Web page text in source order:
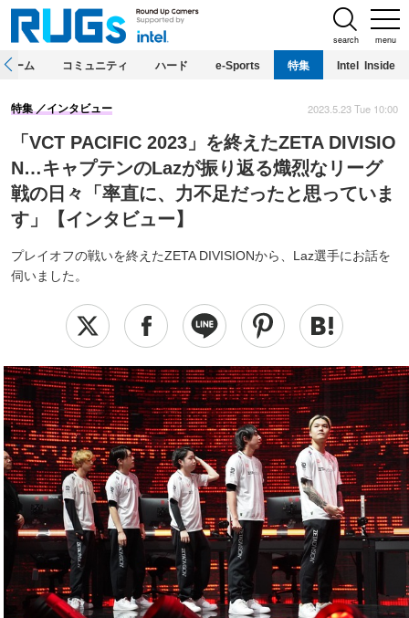
menu
search
ホーム コミュニティ ハード e-Sports 特集 Intel Inside
「VCT PACIFIC 2023」を終えたZETA DIVISIO
N…キャプテンのLazが振り返る熾烈なリーグ
戦の日々「率直に、力不足だったと思っていま
す」【インタビュー】
プレイオフの戦いを終えたZETA DIVISIONから、Laz選手にお話を
伺いました。
特集 インタビュー 2023.5.23 Tue 10:00